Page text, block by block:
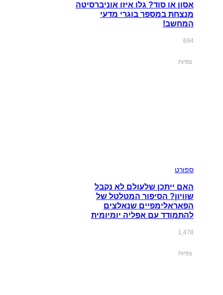
אסון או סוד? גלו איזו אוניברסיטה
מנצחת במספר בוגרי מדעי
המחשב!
694
צפיות
ספורט
האם ייתכן שלעולם לא נקבל
שוויון? הסיפור המטלטל של
הפאראלימפיים שנאלצים
להתמודד עם אפליה יומיומית
1,478
צפיות